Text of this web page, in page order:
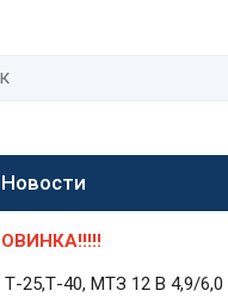
Новости
40, МТЗ 12 В 4,9/